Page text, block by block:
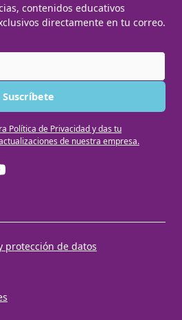
contenidos educativos
directamente en tu correo.
Política de Privacidad y das tu
de nuestra empresa.
protección de datos